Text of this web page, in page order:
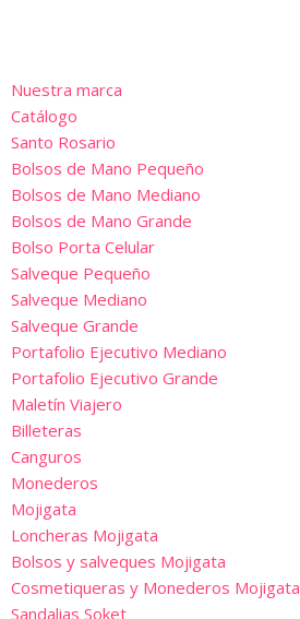
al
contenido
Nuestra marca
Catálogo
Santo Rosario
Bolsos de Mano Pequeño
Bolsos de Mano Mediano
Bolsos de Mano Grande
Bolso Porta Celular
Salveque Pequeño
Salveque Mediano
Salveque Grande
Portafolio Ejecutivo Mediano
Portafolio Ejecutivo Grande
Maletín Viajero
Billeteras
Canguros
Monederos
Mojigata
Loncheras Mojigata
Bolsos y salveques Mojigata
Cosmetiqueras y Monederos Mojigata
Sandalias Soket